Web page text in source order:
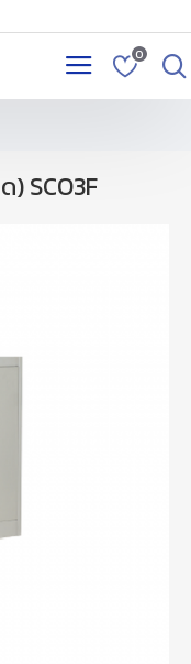
0
) SCO3F